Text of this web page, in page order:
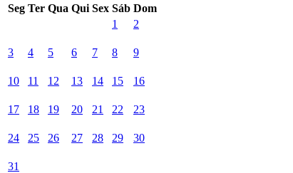
Seg Ter Qua Qui Sex Sáb Dom
1
2
3 4 5 6 7 8 9
10 11 12 13 14 15 16
17 18 19 20 21 22 23
24 25 26 27 28 29 30
31